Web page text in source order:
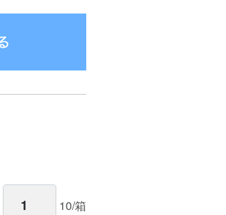
10/箱